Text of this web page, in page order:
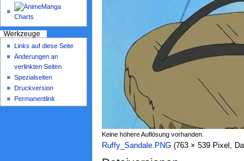
Keine höhere Auflösung vorhanden.
Ruffy_Sandale.PNG (763 × 539 Pixel,
Werkzeuge
Links auf diese Seite
Änderungen an
verlinkten Seiten
Spezialseiten
Druckversion
Permanentlink